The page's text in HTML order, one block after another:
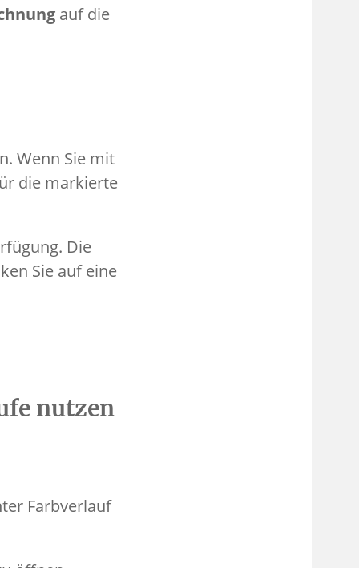
auf die
Wenn Sie mit
die markierte
Die
Sie auf eine
nutzen
Farbverlauf